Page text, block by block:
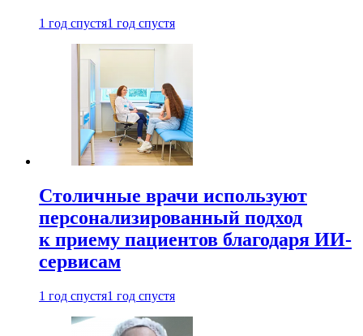
1 год спустя1 год спустя
Столичные врачи используют
персонализированный подход
к приему пациентов благодаря ИИ-
сервисам
1 год спустя1 год спустя